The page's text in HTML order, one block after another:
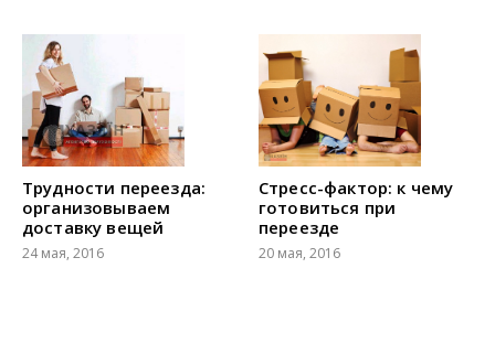
Трудности переезда:
организовываем
доставку вещей
24 мая, 2016
Стресс-фактор: к чему
готовиться при
переезде
20 мая, 2016